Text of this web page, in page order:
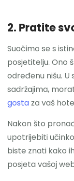
2. Pratite
Suočimo se s
posjetitelju. Ono
određenu nišu. U
sadržajima,
gosta za vaš
Nakon što
upotrijebiti
biste znati kako
posjeta vašoj